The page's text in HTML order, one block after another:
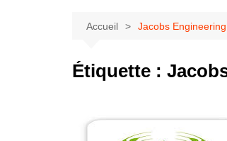
Accueil Jacobs
Étiquette :